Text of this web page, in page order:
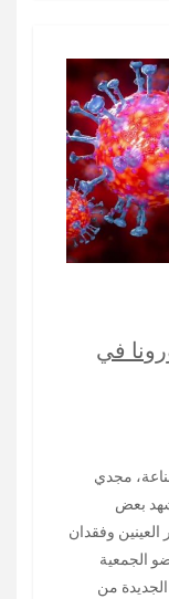
في
بعض
وفقدان
الجمعية
من